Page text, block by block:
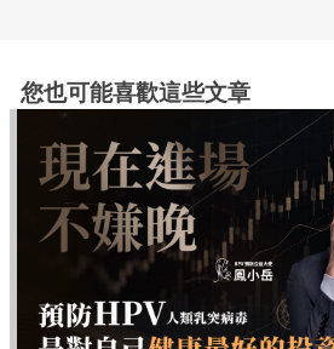
您也可能喜歡這些文章